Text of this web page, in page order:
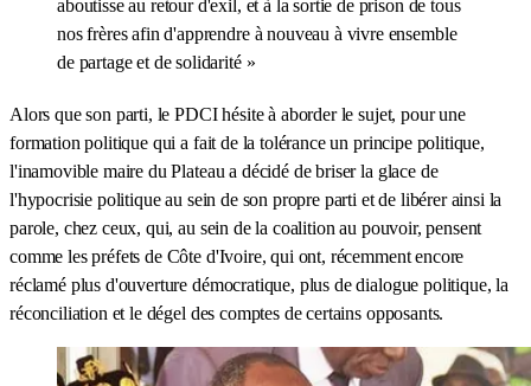
aboutisse au retour d'exil, et à la sortie de prison de tous
nos frères afin d'apprendre à nouveau à vivre ensemble
de partage et de solidarité »
Alors que son parti, le PDCI hésite à aborder le sujet, pour une
formation politique qui a fait de la tolérance un principe politique,
l'inamovible maire du Plateau a décidé de briser la glace de
l'hypocrisie politique au sein de son propre parti et de libérer ainsi la
parole, chez ceux, qui, au sein de la coalition au pouvoir, pensent
comme les préfets de Côte d'Ivoire, qui ont, récemment encore
réclamé plus d'ouverture démocratique, plus de dialogue politique, la
réconciliation et le dégel des comptes de certains opposants.